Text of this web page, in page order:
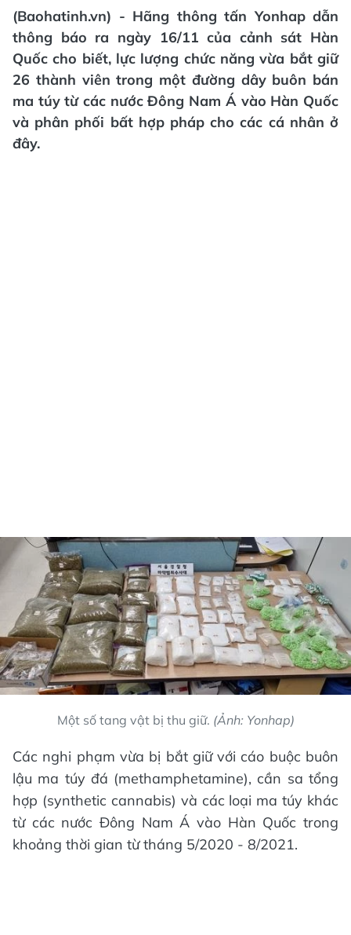
(Baohatinh.vn) - Hãng thông tấn Yonhap dẫn
thông báo ra ngày 16/11 của cảnh sát Hàn
Quốc cho biết, lực lượng chức năng vừa bắt giữ
26 thành viên trong một đường dây buôn bán
ma túy từ các nước Đông Nam Á vào Hàn Quốc
và phân phối bất hợp pháp cho các cá nhân ở
đây.
Một số tang vật bị thu giữ. (Ảnh: Yonhap)
Các nghi phạm vừa bị bắt giữ với cáo buộc buôn
lậu ma túy đá (methamphetamine), cần sa tổng
hợp (synthetic cannabis) và các loại ma túy khác
từ các nước Đông Nam Á vào Hàn Quốc trong
khoảng thời gian từ tháng 5/2020 - 8/2021.